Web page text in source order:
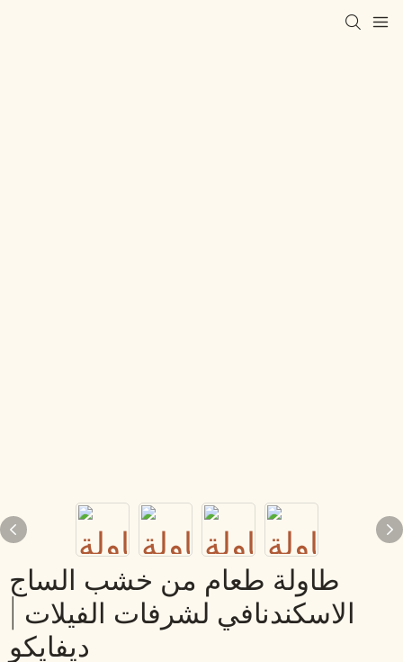
طاولة طعام من خشب الساج
الاسكندنافي لشرفات الفيلات |
ديفايكو